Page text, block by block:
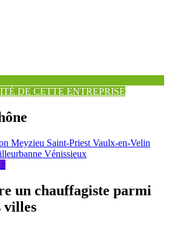
DE CETTE ENTREPRISE
Meyzieu Saint-Priest Vaulx-en-Velin
Vénissieux
un chauffagiste parmi
villes